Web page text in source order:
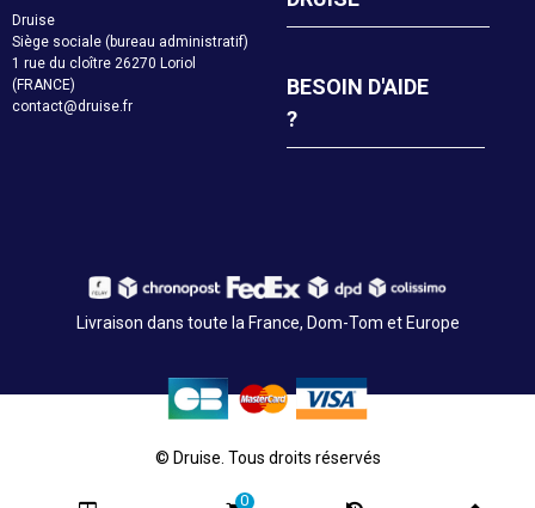
Druise
Siège sociale (bureau administratif)
1 rue du cloître 26270 Loriol
(FRANCE)
contact@druise.fr
BESOIN D'AIDE
?
Livraison dans toute la France, Dom-Tom et Europe
© Druise. Tous droits réservés
0